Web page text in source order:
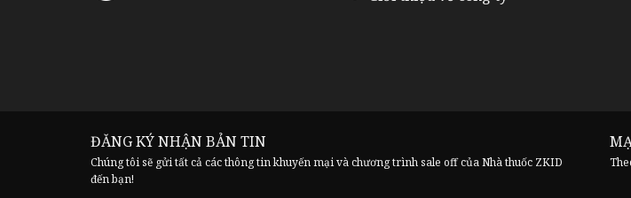
ĐĂNG KÝ NHẬN BẢN TIN
Chúng tôi sẽ gửi tất cả các thông tin khuyến mại và chương trình sale off của Nhà thuốc ZKID
đến bạn!